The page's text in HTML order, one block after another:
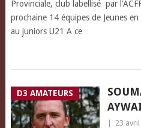
Provinciale, club labellisé par
prochaine 14 équipes de Jeunes
au juniors U21 A ce
D3 AMATEURS
23